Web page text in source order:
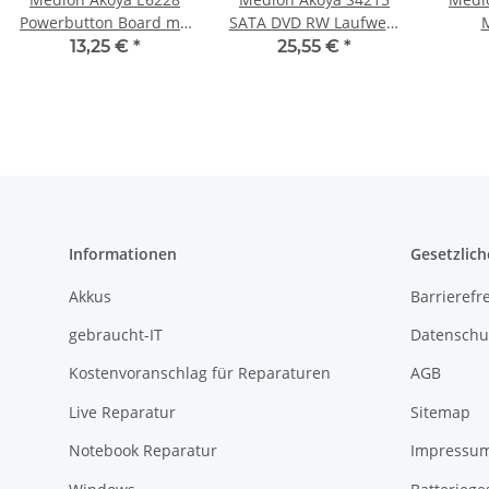
Powerbutton Board mit
Kabel 11649762 #2832
13,25 € *
SATA DVD RW Laufwerk
Ultra Slim GU60N
25,55 € *
Informationen
Akkus
gebraucht-IT
Kostenvoranschlag für Reparaturen
Live Reparatur
Notebook Reparatur
AGB
Sitemap